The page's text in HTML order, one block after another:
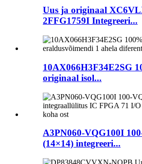
Uus ja originaal
2FFG1759I Integreeri...
10AX066H3F34E2SG
originaal isol...
A3PN060-VQG100I
(14×14) integreeri...